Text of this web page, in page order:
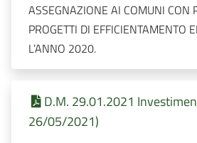
ASSEGNAZIONE AI COMUNI CON
PROGETTI DI EFFICIENTAMENTO
L’ANNO 2020.
D.M. 29.01.2021
26/05/2021)